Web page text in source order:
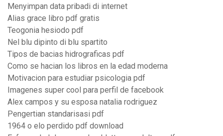
Menyimpan data pribadi di internet
Alias grace libro pdf gratis
Teogonia hesiodo pdf
Nel blu dipinto di blu spartito
Tipos de bacias hidrograficas pdf
Como se hacian los libros en la edad moderna
Motivacion para estudiar psicologia pdf
Imagenes super cool para perfil de facebook
Alex campos y su esposa natalia rodriguez
Pengertian standarisasi pdf
1964 o elo perdido pdf download